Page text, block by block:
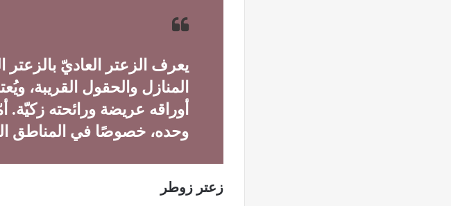
يعرف الزعتر العاديّ بالزعتر
المنازل والحقول القريبة،
أوراقه عريضة ورائحته زكيّة.
وحده، خصوصًا في المناطق
زعتر زوطر